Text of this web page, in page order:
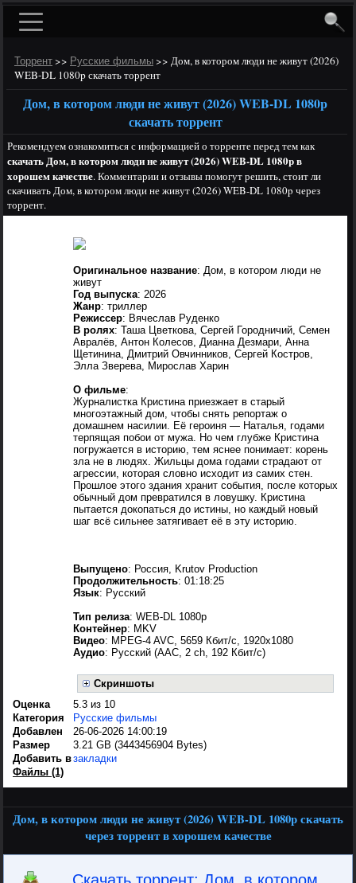
Торрент >> Русские фильмы >> Дом, в котором люди не живут (2026)
WEB-DL 1080p скачать торрент
Дом, в котором люди не живут (2026) WEB-DL 1080p
скачать торрент
Рекомендуем ознакомиться с информацией о торренте перед тем как
скачать Дом, в котором люди не живут (2026) WEB-DL 1080p в
хорошем качестве. Комментарии и отзывы помогут решить, стоит ли
скачивать Дом, в котором люди не живут (2026) WEB-DL 1080p через
торрент.
Оригинальное название: Дом, в котором люди не
живут
Год выпуска: 2026
Жанр: триллер
Режиссер: Вячеслав Руденко
В ролях: Таша Цветкова, Сергей Городничий, Семен
Авралёв, Антон Колесов, Дианна Дезмари, Анна
Щетинина, Дмитрий Овчинников, Сергей Костров,
Элла Зверева, Мирослав Харин
О фильме:
Журналистка Кристина приезжает в старый
многоэтажный дом, чтобы снять репортаж о
домашнем насилии. Её героиня — Наталья, годами
терпящая побои от мужа. Но чем глубже Кристина
погружается в историю, тем яснее понимает: корень
зла не в людях. Жильцы дома годами страдают от
агрессии, которая словно исходит из самих стен.
Прошлое этого здания хранит события, после которых
обычный дом превратился в ловушку. Кристина
пытается докопаться до истины, но каждый новый
шаг всё сильнее затягивает её в эту историю.
Выпущено: Россия, Krutov Production
Продолжительность: 01:18:25
Язык: Русский
Тип релиза: WEB-DL 1080p
Контейнер: MKV
Видео: MPEG-4 AVC, 5659 Кбит/с, 1920x1080
Аудио: Русский (AAC, 2 ch, 192 Кбит/с)
Скриншоты
Оценка
5.3 из 10
Категория
Русские фильмы
Добавлен
26-06-2026 14:00:19
Размер
3.21 GB (3443456904 Bytes)
Добавить взакладки
Файлы (1)
Дом, в котором люди не живут (2026) WEB-DL 1080p скачать
через торрент в хорошем качестве